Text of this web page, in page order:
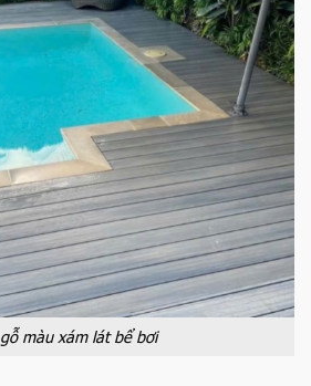
màu xám lát bể bơi